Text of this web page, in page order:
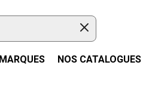
MARQUES NOS CATALOGUES